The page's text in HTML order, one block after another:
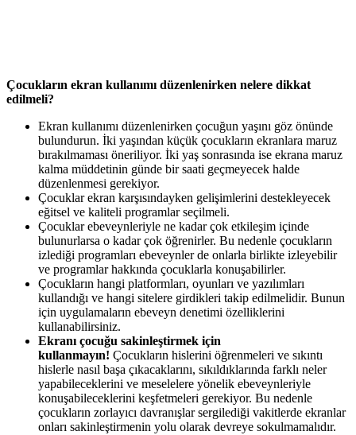
Çocukların ekran kullanımı düzenlenirken nelere dikkat
edilmeli?
Ekran kullanımı düzenlenirken çocuğun yaşını göz önünde
bulundurun. İki yaşından küçük çocukların ekranlara maruz
bırakılmaması öneriliyor. İki yaş sonrasında ise ekrana maruz
kalma müddetinin günde bir saati geçmeyecek halde
düzenlenmesi gerekiyor.
Çocuklar ekran karşısındayken gelişimlerini destekleyecek
eğitsel ve kaliteli programlar seçilmeli.
Çocuklar ebeveynleriyle ne kadar çok etkileşim içinde
bulunurlarsa o kadar çok öğrenirler. Bu nedenle çocukların
izlediği programları ebeveynler de onlarla birlikte izleyebilir
ve programlar hakkında çocuklarla konuşabilirler.
Çocukların hangi platformları, oyunları ve yazılımları
kullandığı ve hangi sitelere girdikleri takip edilmelidir. Bunun
için uygulamaların ebeveyn denetimi özelliklerini
kullanabilirsiniz.
Ekranı çocuğu sakinleştirmek için
kullanmayın! Çocukların hislerini öğrenmeleri ve sıkıntı
hislerle nasıl başa çıkacaklarını, sıkıldıklarında farklı neler
yapabileceklerini ve meselelere yönelik ebeveynleriyle
konuşabileceklerini keşfetmeleri gerekiyor. Bu nedenle
çocukların zorlayıcı davranışlar sergilediği vakitlerde ekranlar
onları sakinleştirmenin yolu olarak devreye sokulmamalıdır.